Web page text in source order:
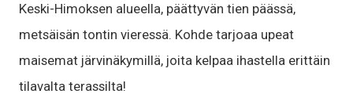
Keski-Himoksen alueella, päättyvän tien päässä,
metsäisän tontin vieressä. Kohde tarjoaa upeat
maisemat järvinäkymillä, joita kelpaa ihastella erittäin
tilavalta terassilta!